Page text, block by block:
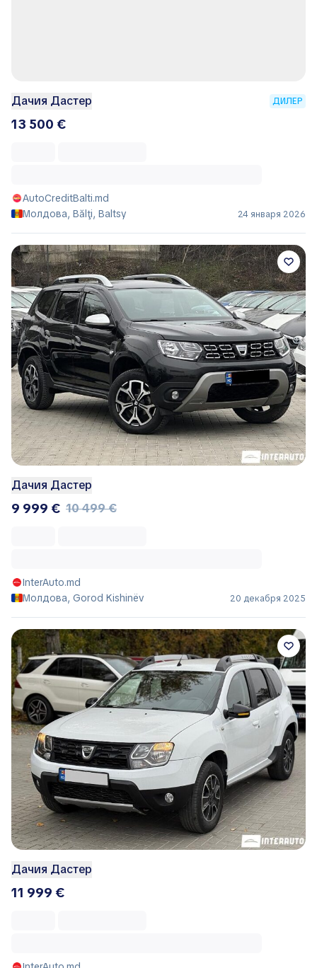
Дачия Дастер ДИЛЕР
13 500 €
AutoCreditBalti.md
Молдова, Bălţi, Baltsy
24 января 2026
Дачия Дастер
9 999 € 10 499 €
InterAuto.md
Молдова, Gorod Kishinëv
20 декабря 2025
Дачия Дастер
11 999 €